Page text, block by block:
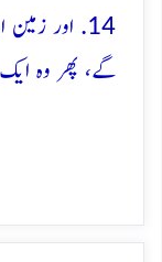
14. اور
گے، پھر وہ